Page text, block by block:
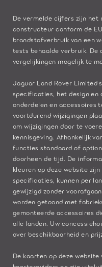
De vermelde cijfers zijn
constructeur conform de
brandstofverbruik van een
tests behaalde verbruik. De
vergelijkingen mogelijk te
Jaguar Land Rover Limited
specificaties, het design en
onderdelen en accessoires
voortdurend wijzigingen
om wijzigingen door te
kennisgeving. Afhankelijk
functies standaard of
doorheen de tijd. De
kleuren op deze website
specificaties, kunnen per
gewijzigd zonder
worden getoond met
gemonteerde accessoires
alle landen. Uw
over beschikbaarheid en
De kaarten op deze